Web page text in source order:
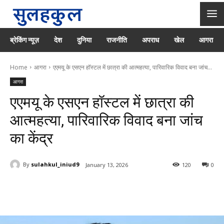
ब्रेकिंग न्यूज़ देश दुनिया राजनीति अपराध खेल आगरा
Home आगरा एएमयू के एसएन हॉस्टल में छात्रा की आत्महत्या, पारिवारिक विवाद बना जांच...
आगरा
एएमयू के एसएन हॉस्टल में छात्रा की
आत्महत्या, पारिवारिक विवाद बना जांच
का केंद्र
By sulahkul_iniud9 January 13, 2026 0
120